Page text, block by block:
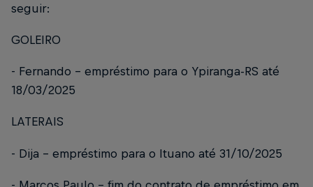
seguir:
GOLEIRO
- Fernando – empréstimo para o Ypiranga-RS até
18/03/2025
LATERAIS
- Dija – empréstimo para o Ituano até 31/10/2025